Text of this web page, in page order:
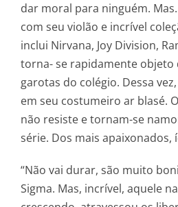
dar moral para ninguém.
com seu violão e incrível
inclui Nirvana, Joy Division,
torna- se rapidamente objeto
garotas do colégio. Dessa
em seu costumeiro ar blasé.
não resiste e tornam-se
série. Dos mais apaixonados,
“Não vai durar, são muito
Sigma. Mas, incrível, aquele